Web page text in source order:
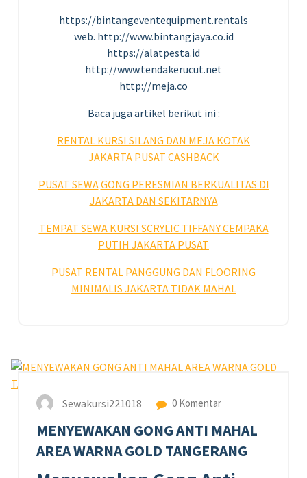
https://bintangeventequipment.rentals
web. http://www.bintangjaya.co.id
https://alatpesta.id
http://www.tendakerucut.net
http://meja.co
Baca juga artikel berikut ini :
RENTAL KURSI SILANG DAN MEJA KOTAK
JAKARTA PUSAT CASHBACK
PUSAT SEWAGONG PERESMIAN BERKUALITAS DI
JAKARTA DAN SEKITARNYA
TEMPAT SEWA KURSI SCRYLIC TIFFANY CEMPAKA
PUTIH JAKARTA PUSAT
PUSAT RENTAL PANGGUNG DAN FLOORING
MINIMALIS JAKARTA TIDAK MAHAL
Sewakursi221018 0 Komentar
MENYEWAKAN GONG ANTI MAHAL
AREA WARNA GOLD TANGERANG